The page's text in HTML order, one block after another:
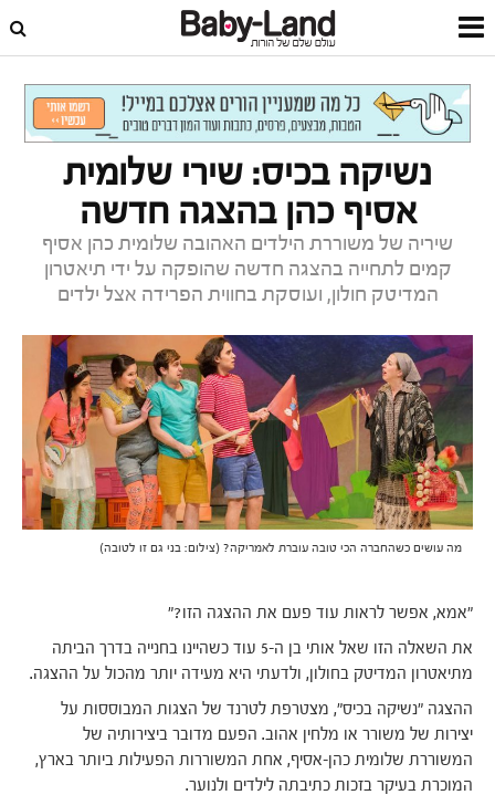
אטרקציות ובילויים
נשיקה בכיס: שירי שלומית
אסיף כהן בהצגה חדשה
שיריה של משוררת הילדים האהובה שלומית כהן אסיף
קמים לתחייה בהצגה חדשה שהופקה על ידי תיאטרון
המדיטק חולון, ועוסקת בחווית הפרידה אצל ילדים
מה עושים כשהחברה הכי טובה עוברת לאמריקה? (צילום: בני גם זו לטובה)
"אמא, אפשר לראות עוד פעם את ההצגה הזו?"
את השאלה הזו שאל אותי בן ה-5 עוד כשהיינו בחנייה בדרך הביתה
מתיאטרון המדיטק בחולון, ולדעתי היא מעידה יותר מהכול על ההצגה.
ההצגה "נשיקה בכיס", מצטרפת לטרנד של הצגות המבוססות על
יצירות של משורר או מלחין אהוב. הפעם מדובר ביצירותיה של
המשוררת שלומית כהן-אסיף, אחת המשוררות הפעילות ביותר בארץ,
המוכרת בעיקר בזכות כתיבתה לילדים ולנוער.